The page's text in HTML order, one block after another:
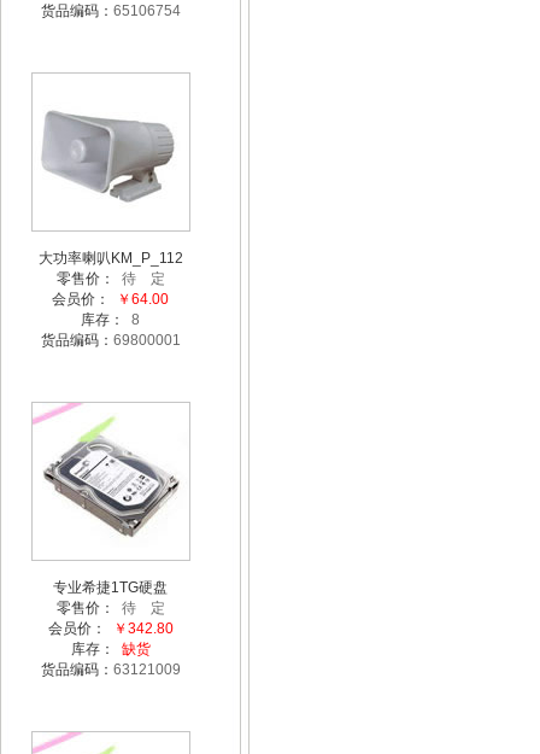
货品编码： 65106754
大功率喇叭KM_P_112
零售价： 待 定
会员价：
￥64.00
库存：8
货品编码： 69800001
专业希捷1TG硬盘
零售价： 待 定
会员价：
￥342.80
库存： 缺货
货品编码： 63121009